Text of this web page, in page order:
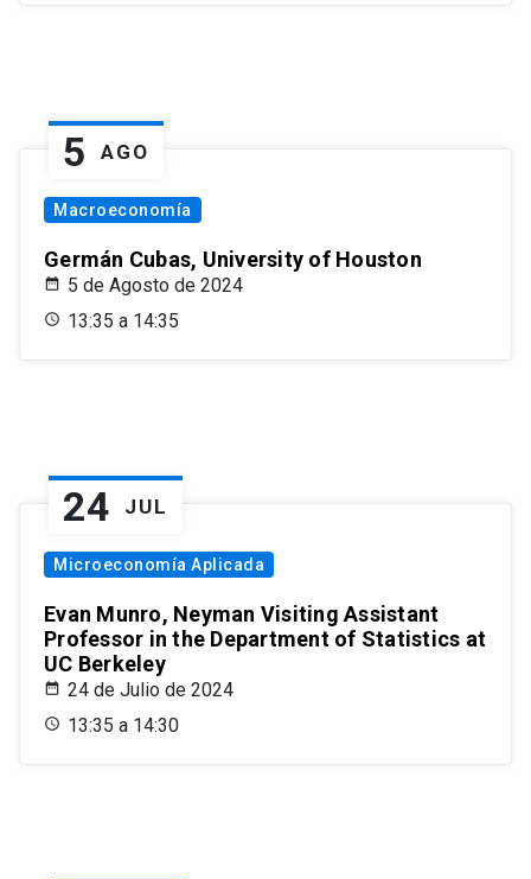
5 AGO
Macroeconomía
Germán Cubas, University of Houston
5 de Agosto de 2024
13:35 a 14:35
24 JUL
Microeconomía Aplicada
Evan Munro, Neyman Visiting Assistant
Professor in the Department of Statistics at
UC Berkeley
24 de Julio de 2024
13:35 a 14:30